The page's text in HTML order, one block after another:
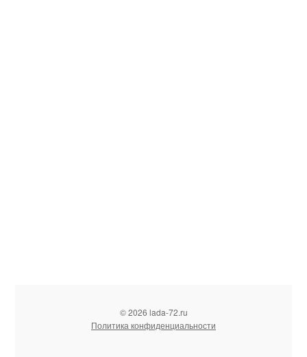
© 2026 lada-72.ru
Политика конфиденциальности